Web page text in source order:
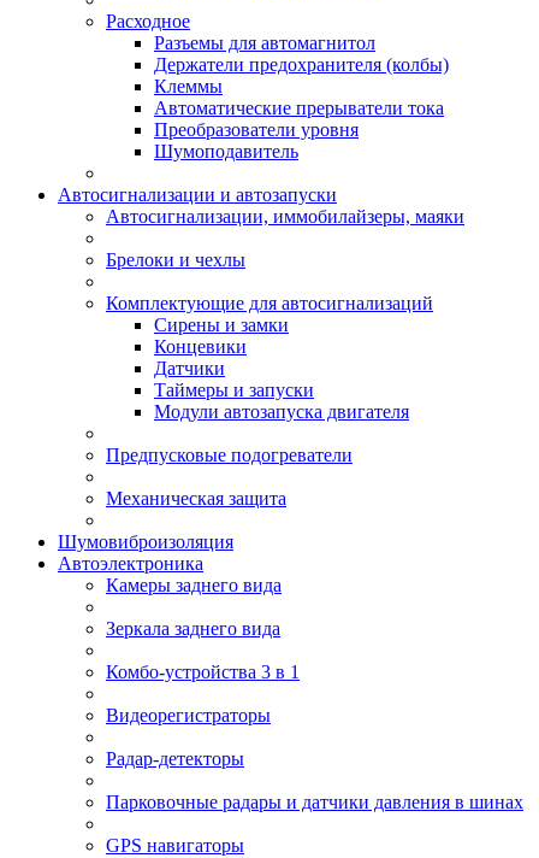
Расходное
Разъемы для автомагнитол
Держатели предохранителя (колбы)
Клеммы
Автоматические прерыватели тока
Преобразователи уровня
Шумоподавитель
Автосигнализации и автозапуски
Автосигнализации, иммобилайзеры, маяки
Брелоки и чехлы
Комплектующие для автосигнализаций
Сирены и замки
Концевики
Датчики
Таймеры и запуски
Модули автозапуска двигателя
Предпусковые подогреватели
Механическая защита
Шумовиброизоляция
Автоэлектроника
Камеры заднего вида
Зеркала заднего вида
Комбо-устройства 3 в 1
Видеорегистраторы
Радар-детекторы
Парковочные радары и датчики давления в шинах
GPS навигаторы